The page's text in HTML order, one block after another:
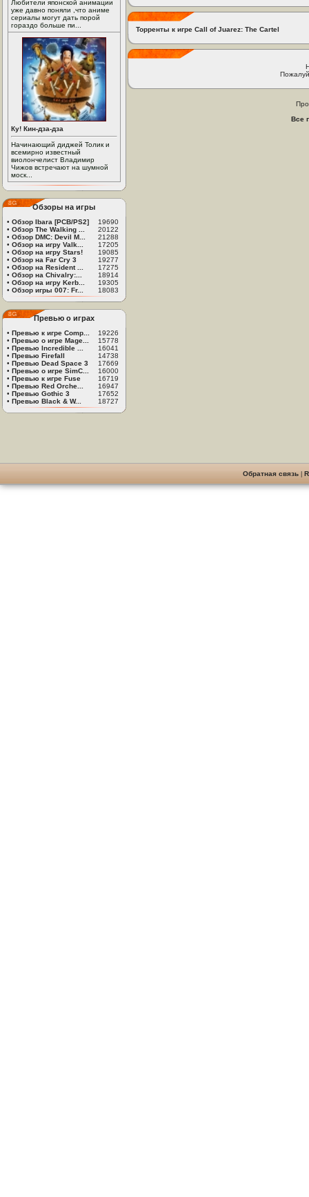
Любители японской анимации
уже давно поняли ,что аниме
сериалы могут дать порой
гораздо больше пи...
Ку! Кин-дза-дза
Начинающий диджей Толик и
всемирно известный
виолончелист Владимир
Чижов встречают на шумной
моск...
Обзоры на игры
• Обзор Ibara [PCB/PS2]
19690
• Обзор The Walking ...
20122
• Обзор DMC: Devil M...
21288
• Обзор на игру Valk...
17205
• Обзор на игру Stars!
19085
• Обзор на Far Cry 3
19277
• Обзор на Resident ...
17275
• Обзор на Chivalry:...
18914
• Обзор на игру Kerb...
19305
• Обзор игры 007: Fr... 18083
Превью о играх
• Превью к игре Comp...
19226
• Превью о игре Mage...
15778
• Превью Incredible ...
16041
• Превью Firefall
14738
• Превью Dead Space 3
17669
• Превью о игре SimC...
16000
• Превью к игре Fuse
16719
• Превью Red Orche...
16947
• Превью Gothic 3
17652
• Превью Black & W... 18727
Торренты к игре Call of Juarez: The Cartel
Все
Обратная связь